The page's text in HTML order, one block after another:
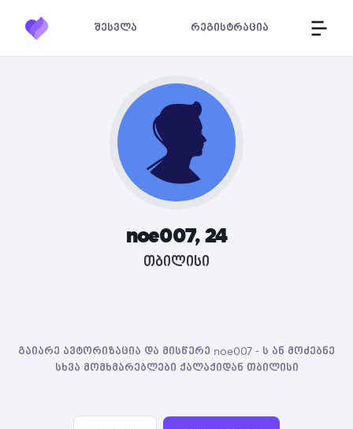
შესვლა რეგისტრაცია
noe007, 24
თბილისი
გაიარე ავტორიზაცია და მისწერე noe007 - ს ან მოძებნე
სხვა მომხმარებლები ქალაქიდან თბილისი